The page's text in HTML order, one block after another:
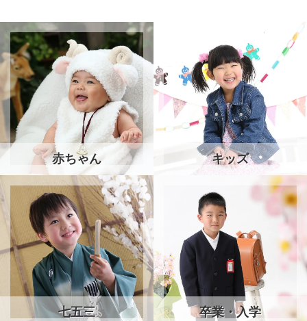
赤ちゃん キッズ
七五三 卒業・入学